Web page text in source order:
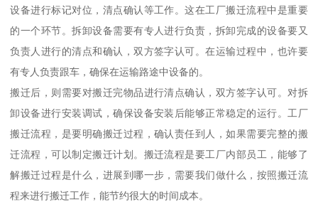
设备进行标记对位，清点确认等工作。这在工厂搬迁流程中是重要
的一个环节。拆卸设备需要有专人进行负责，拆卸完成的设备要又
负责人进行的清点和确认，双方签字认可。在运输过程中，也许要
有专人负责跟车，确保在运输路途中设备的。
搬迁后，则需要对搬迁完物品进行清点确认，双方签字认可。对拆
卸设备进行安装调试，确保设备安装后能够正常稳定的运行。工厂
搬迁流程，是要明确搬迁过程，确认责任到人，如果需要完整的搬
迁流程，可以制定搬迁计划。搬迁流程是要工厂内部员工，能够了
解搬迁过程是什么，进展到哪一步，需要我们做什么，按照搬迁流
程来进行搬迁工作，能节约很大的时间成本。